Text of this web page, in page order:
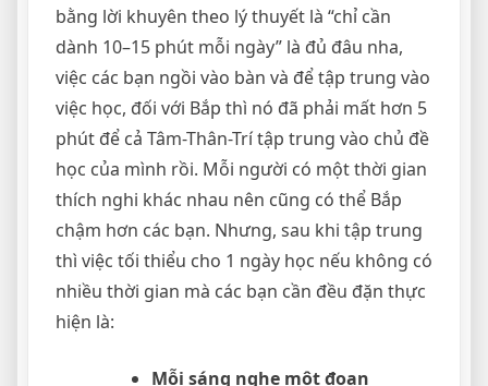
bằng lời khuyên theo lý thuyết là “chỉ cần
dành 10–15 phút mỗi ngày” là đủ đâu nha,
việc các bạn ngồi vào bàn và để tập trung vào
việc học, đối với Bắp thì nó đã phải mất hơn 5
phút để cả Tâm-Thân-Trí tập trung vào chủ đề
học của mình rồi. Mỗi người có một thời gian
thích nghi khác nhau nên cũng có thể Bắp
chậm hơn các bạn. Nhưng, sau khi tập trung
thì việc tối thiểu cho 1 ngày học nếu không có
nhiều thời gian mà các bạn cần đều đặn thực
hiện là:
Mỗi sáng nghe một đoạn